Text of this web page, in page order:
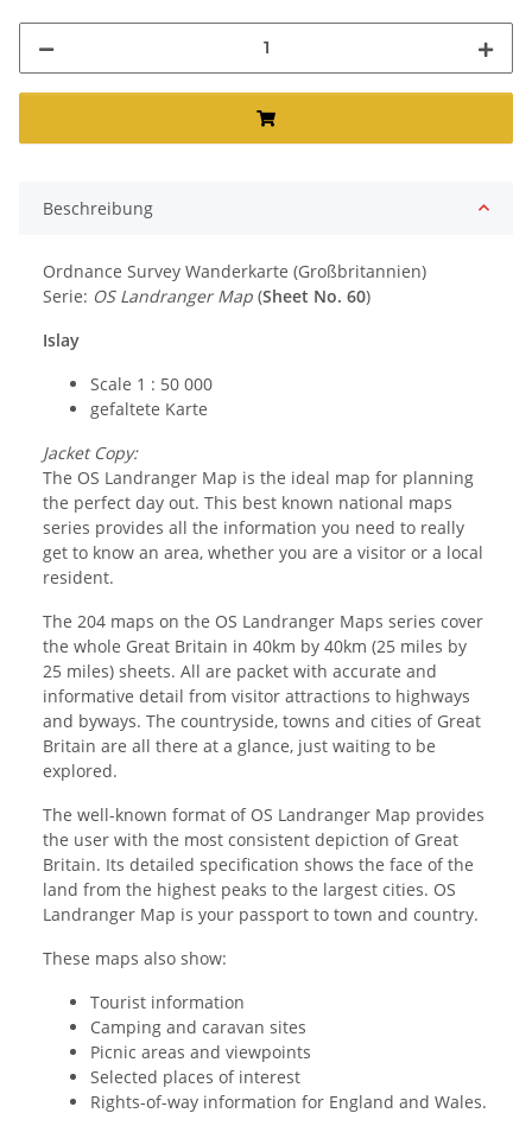
Beschreibung
Ordnance Survey Wanderkarte (Großbritannien)
Serie: OS Landranger Map (Sheet No. 60)
Islay
Scale 1 : 50 000
gefaltete Karte
Jacket Copy:
The OS Landranger Map is the ideal map for planning
the perfect day out. This best known national maps
series provides all the information you need to really
get to know an area, whether you are a visitor or a local
resident.
The 204 maps on the OS Landranger Maps series cover
the whole Great Britain in 40km by 40km (25 miles by
25 miles) sheets. All are packet with accurate and
informative detail from visitor attractions to highways
and byways. The countryside, towns and cities of Great
Britain are all there at a glance, just waiting to be
explored.
The well-known format of OS Landranger Map provides
the user with the most consistent depiction of Great
Britain. Its detailed specification shows the face of the
land from the highest peaks to the largest cities. OS
Landranger Map is your passport to town and country.
These maps also show:
Tourist information
Camping and caravan sites
Picnic areas and viewpoints
Selected places of interest
Rights-of-way information for England and Wales.